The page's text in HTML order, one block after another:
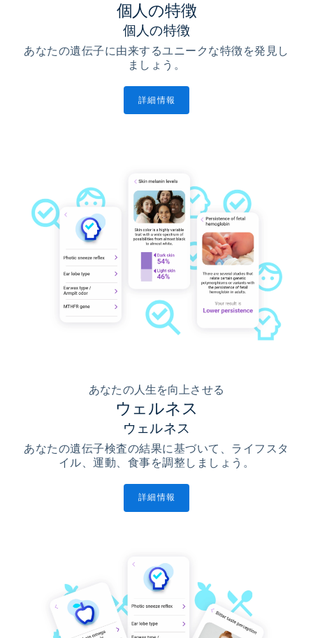
個人の特徴
個人の特徴
あなたの遺伝子に由来するユニークな特徴を発見し
ましょう。
詳細情報
あなたの人生を向上させる
ウェルネス
ウェルネス
あなたの遺伝子検査の結果に基づいて、ライフスタ
イル、運動、食事を調整しましょう。
詳細情報